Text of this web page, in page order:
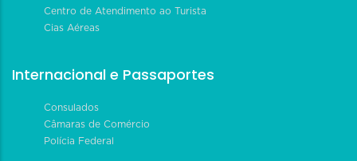
Centro de Atendimento ao Turista
Cias Aéreas
Internacional e Passaportes
Consulados
Câmaras de Comércio
Polícia Federal